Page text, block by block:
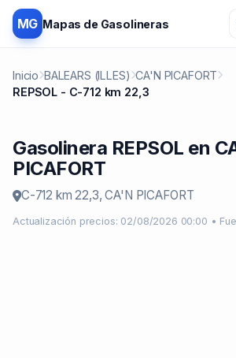
MG Mapas de Gasolineras
Inicio BALEARS (ILLES) CA'N PICAFORT
REPSOL - C-712 km 22,3
Gasolinera REPSOL en
PICAFORT
C-712 km 22,3, CA'N PICAFORT
Actualización precios: 02/08/2026 00:00 •